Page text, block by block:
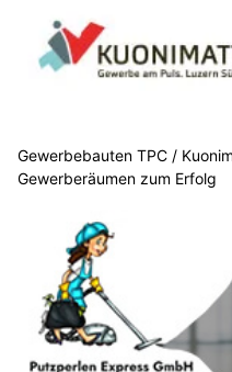
Gewerbebauten TPC /
Gewerberäumen zum Erfolg